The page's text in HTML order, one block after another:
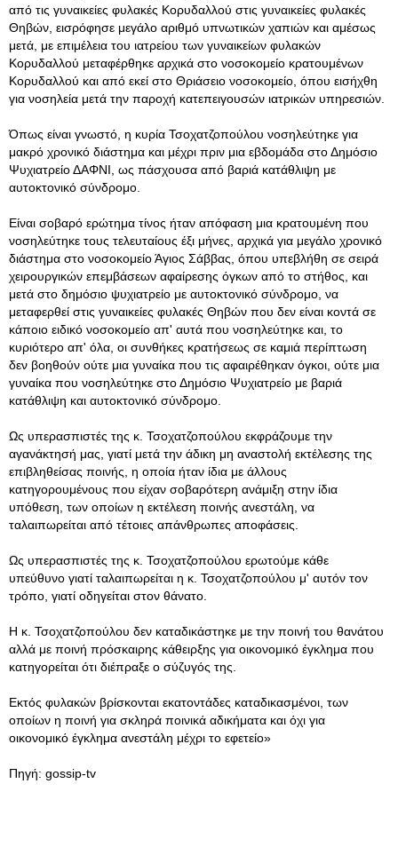
από τις γυναικείες φυλακές Κορυδαλλού στις γυναικείες φυλακές
Θηβών, εισρόφησε μεγάλο αριθμό υπνωτικών χαπιών και αμέσως
μετά, με επιμέλεια του ιατρείου των γυναικείων φυλακών
Κορυδαλλού μεταφέρθηκε αρχικά στο νοσοκομείο κρατουμένων
Κορυδαλλού και από εκεί στο Θριάσειο νοσοκομείο, όπου εισήχθη
για νοσηλεία μετά την παροχή κατεπειγουσών ιατρικών υπηρεσιών.
Όπως είναι γνωστό, η κυρία Τσοχατζοπούλου νοσηλεύτηκε για
μακρό χρονικό διάστημα και μέχρι πριν μια εβδομάδα στο Δημόσιο
Ψυχιατρείο ΔΑΦΝΙ, ως πάσχουσα από βαριά κατάθλιψη με
αυτοκτονικό σύνδρομο.
Είναι σοβαρό ερώτημα τίνος ήταν απόφαση μια κρατουμένη που
νοσηλεύτηκε τους τελευταίους έξι μήνες, αρχικά για μεγάλο χρονικό
διάστημα στο νοσοκομείο Άγιος Σάββας, όπου υπεβλήθη σε σειρά
χειρουργικών επεμβάσεων αφαίρεσης όγκων από το στήθος, και
μετά στο δημόσιο ψυχιατρείο με αυτοκτονικό σύνδρομο, να
μεταφερθεί στις γυναικείες φυλακές Θηβών που δεν είναι κοντά σε
κάποιο ειδικό νοσοκομείο απ' αυτά που νοσηλεύτηκε και, το
κυριότερο απ' όλα, οι συνθήκες κρατήσεως σε καμιά περίπτωση
δεν βοηθούν ούτε μια γυναίκα που τις αφαιρέθηκαν όγκοι, ούτε μια
γυναίκα που νοσηλεύτηκε στο Δημόσιο Ψυχιατρείο με βαριά
κατάθλιψη και αυτοκτονικό σύνδρομο.
Ως υπερασπιστές της κ. Τσοχατζοπούλου εκφράζουμε την
αγανάκτησή μας, γιατί μετά την άδικη μη αναστολή εκτέλεσης της
επιβληθείσας ποινής, η οποία ήταν ίδια με άλλους
κατηγορουμένους που είχαν σοβαρότερη ανάμιξη στην ίδια
υπόθεση, των οποίων η εκτέλεση ποινής ανεστάλη, να
ταλαιπωρείται από τέτοιες απάνθρωπες αποφάσεις.
Ως υπερασπιστές της κ. Τσοχατζοπούλου ερωτούμε κάθε
υπεύθυνο γιατί ταλαιπωρείται η κ. Τσοχατζοπούλου μ' αυτόν τον
τρόπο, γιατί οδηγείται στον θάνατο.
Η κ. Τσοχατζοπούλου δεν καταδικάστηκε με την ποινή του θανάτου
αλλά με ποινή πρόσκαιρης κάθειρξης για οικονομικό έγκλημα που
κατηγορείται ότι διέπραξε ο σύζυγός της.
Εκτός φυλακών βρίσκονται εκατοντάδες καταδικασμένοι, των
οποίων η ποινή για σκληρά ποινικά αδικήματα και όχι για
οικονομικό έγκλημα ανεστάλη μέχρι το εφετείο»
Πηγή: gossip-tv